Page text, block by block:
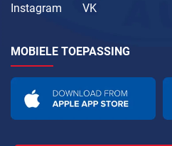
Instagram
VK
MOBIELE TOEPASSING